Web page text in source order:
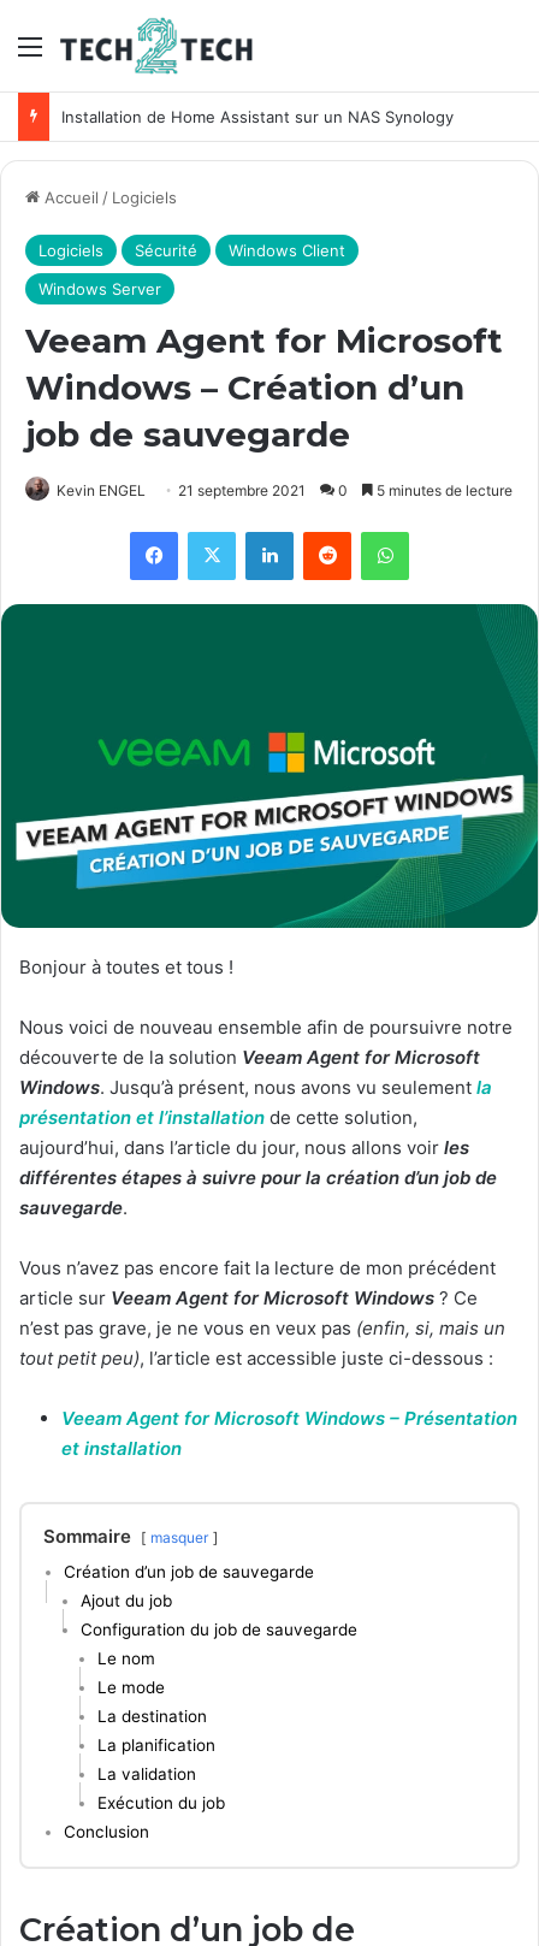
Menu
Installation de Home Assistant sur un NAS Synology
Accueil / Logiciels
Logiciels Sécurité
Windows Client
Windows Server
Veeam Agent for Microsoft
Windows – Création d’un
job de sauvegarde
Kevin ENGEL 21 septembre 2021 0 5 minutes de lecture
Facebook
X LinkedinReddit WhatsApp
Bonjour à toutes et tous !
Nous voici de nouveau ensemble afin de poursuivre notre
découverte de la solution Veeam Agent for Microsoft
Windows. Jusqu’à présent, nous avons vu seulement la
présentation et l’installation de cette solution,
aujourd’hui, dans l’article du jour, nous allons voir les
différentes étapes à suivre pour la création d’un job de
sauvegarde.
Vous n’avez pas encore fait la lecture de mon précédent
article sur Veeam Agent for Microsoft Windows ? Ce
n’est pas grave, je ne vous en veux pas (enfin, si, mais un
tout petit peu), l’article est accessible juste ci-dessous :
Veeam Agent for Microsoft Windows – Présentation
et installation
Sommaire masquer
Création d’un job de sauvegarde
Ajout du job
Configuration du job de sauvegarde
Le nom
Le mode
La destination
La planification
La validation
Exécution du job
Conclusion
Création d’un job de